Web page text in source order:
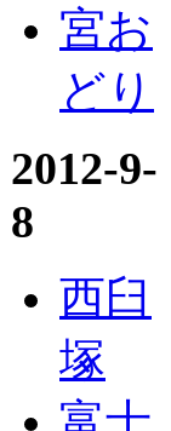
宮お
どり
2012-9-
8
西臼
塚